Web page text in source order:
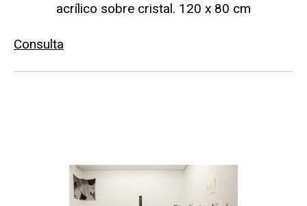
acrílico sobre cristal. 120 x 80 cm
Consulta